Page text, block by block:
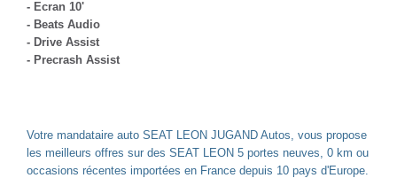
- Ecran 10'
- Beats Audio
- Drive Assist
- Precrash Assist
Votre mandataire auto SEAT LEON JUGAND Autos, vous propose
les meilleurs offres sur des SEAT LEON 5 portes neuves, 0 km ou
occasions récentes importées en France depuis 10 pays d'Europe.